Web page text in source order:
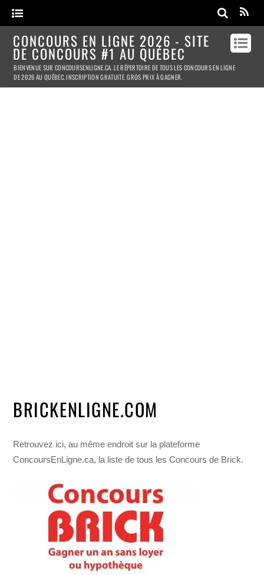
CONCOURS EN LIGNE 2026 - SITE
DE CONCOURS #1 AU QUÉBEC
BIENVENUE SUR CONCOURSENLIGNE.CA. LE RÉPERTOIRE DE TOUS LES CONCOURS EN LIGNE
DE 2026 AU QUÉBEC. INSCRIPTION GRATUITE. GROS PRIX À GAGNER.
BRICKENLIGNE.COM
Retrouvez ici, au même endroit sur la plateforme
ConcoursEnLigne.ca, la liste de tous les Concours de Brick.